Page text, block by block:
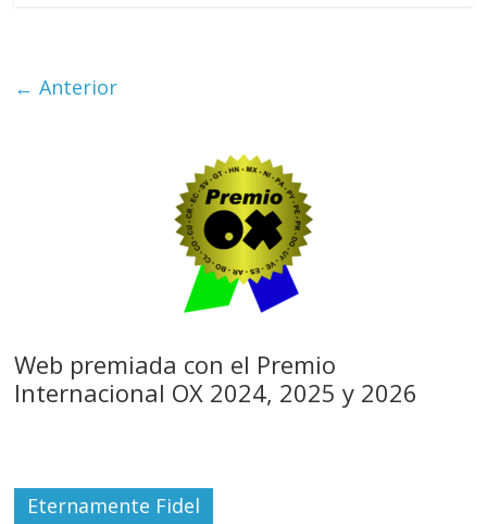
← Anterior
Web premiada con el Premio
Internacional OX 2024, 2025 y 2026
Eternamente Fidel